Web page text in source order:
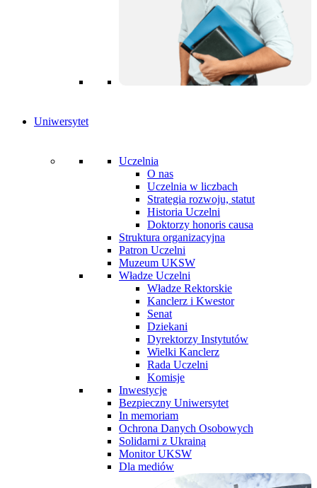
Uniwersytet
Uczelnia
O nas
Uczelnia w liczbach
Strategia rozwoju, statut
Historia Uczelni
Doktorzy honoris causa
Struktura organizacyjna
Patron Uczelni
Muzeum UKSW
Władze Uczelni
Władze Rektorskie
Kanclerz i Kwestor
Senat
Dziekani
Dyrektorzy Instytutów
Wielki Kanclerz
Rada Uczelni
Komisje
Inwestycje
Bezpieczny Uniwersytet
In memoriam
Ochrona Danych Osobowych
Solidarni z Ukrainą
Monitor UKSW
Dla mediów